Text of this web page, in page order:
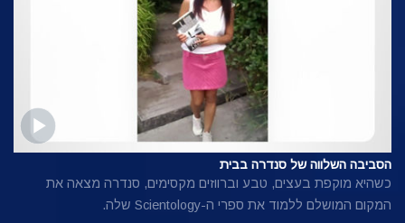
הסביבה השלווה של סנדרה בבית
כשהיא מוקפת בעצים, טבע וברווזים מקסימים, סנדרה מצאה את
המקום המושלם ללמוד את ספרי ה-Scientology שלה.